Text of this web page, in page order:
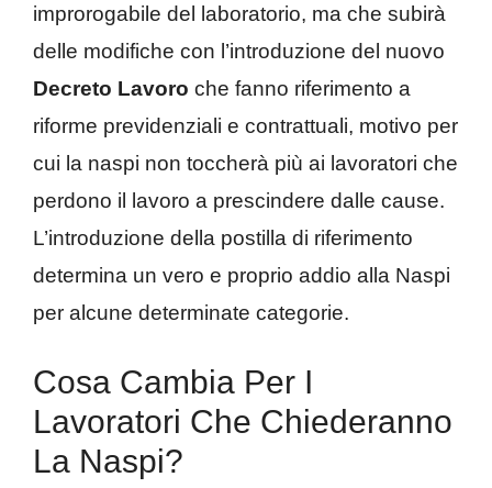
improrogabile del laboratorio, ma che subirà
delle modifiche con l’introduzione del nuovo
Decreto Lavoro che fanno riferimento a
riforme previdenziali e contrattuali, motivo per
cui la naspi non toccherà più ai lavoratori che
perdono il lavoro a prescindere dalle cause.
L’introduzione della postilla di riferimento
determina un vero e proprio addio alla Naspi
per alcune determinate categorie.
Cosa Cambia Per I
Lavoratori Che Chiederanno
La Naspi?